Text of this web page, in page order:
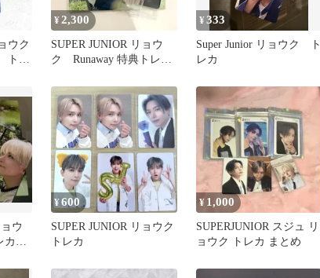
ウク
レ
¥2,300
SUPER JUNIOR リョウ
ク Runaway 特典トレカ
¥333
Super Junior リョウク ト
レカ
ウ
カ
¥600
SUPER JUNIOR リョウク
トレカ
¥ 1,000
SUPERJUNIOR スジュ リ
ョウク トレカ まとめ